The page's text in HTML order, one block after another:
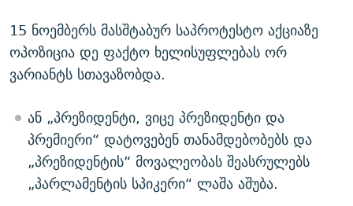
15 ნოემბერს მასშტაბურ საპროტესტო აქციაზე
ოპოზიცია დე ფაქტო ხელისუფლებას ორ
ვარიანტს სთავაზობდა.
ან „პრეზიდენტი, ვიცე პრეზიდენტი და
პრემიერი“ დატოვებენ თანამდებობებს და
„პრეზიდენტის“ მოვალეობას შეასრულებს
„პარლამენტის სპიკერი“ ლაშა აშუბა.